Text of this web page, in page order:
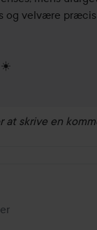
og velvære
☀️
at skrive en
oprettet 5